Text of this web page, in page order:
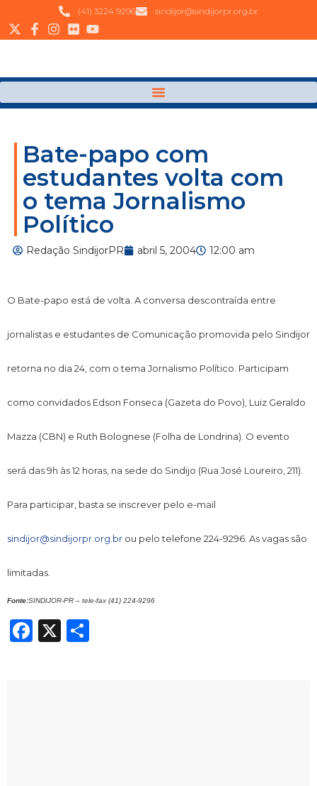
(41) 3224 9296 sindijor@sindijorpr.org.br
Bate-papo com
estudantes volta com
o tema Jornalismo
Político
Redação SindijorPR abril 5, 2004 12:00 am
O Bate-papo está de volta. A conversa descontraída entre
jornalistas e estudantes de Comunicação promovida pelo Sindijor
retorna no dia 24, com o tema Jornalismo Político. Participam
como convidados Edson Fonseca (Gazeta do Povo), Luiz Geraldo
Mazza (CBN) e Ruth Bolognese (Folha de Londrina). O evento
será das 9h às 12 horas, na sede do Sindijo (Rua José Loureiro, 211).
Para participar, basta se inscrever pelo e-mail
sindijor@sindijorpr.org.br ou pelo telefone 224-9296. As vagas são
limitadas.
Fonte:SINDIJOR-PR – tele-fax (41) 224-9296
Facebook
X